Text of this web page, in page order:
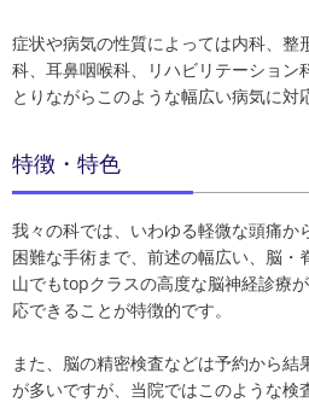
症状や病気の性質によっては内科、整
科、耳鼻咽喉科、リハビリテーション
とりながらこのような幅広い病気に対
特徴・特色
我々の科では、いわゆる軽微な頭痛か
困難な手術まで、前述の幅広い、脳・
山でもtopクラスの高度な脳神経診療
応できることが特徴的です。
また、脳の精密検査などは予約から結
が多いですが、当院ではこのような検